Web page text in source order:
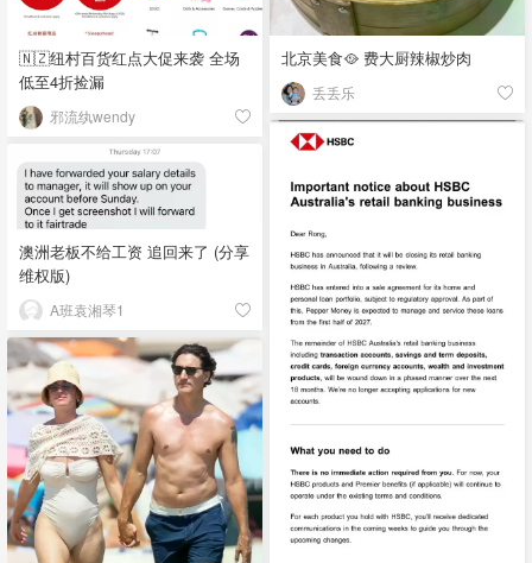
🇳🇿纽村百货红点大促来袭 全场
低至4折捡漏
邪流纨wendy
北京美食🥘 费大厨辣椒炒肉
丢丢乐
澳洲老板不给工资 追回来了 (分享
维权版)
A班袁湘琴1